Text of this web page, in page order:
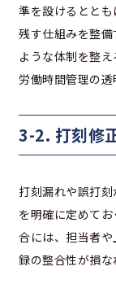
準を設けるとと
残す仕組みを整
ような体制を整え
労働時間管理の透
3-2. 打刻修
打刻漏れや誤打
を明確に定めて
合には、担当者
録の整合性が損な